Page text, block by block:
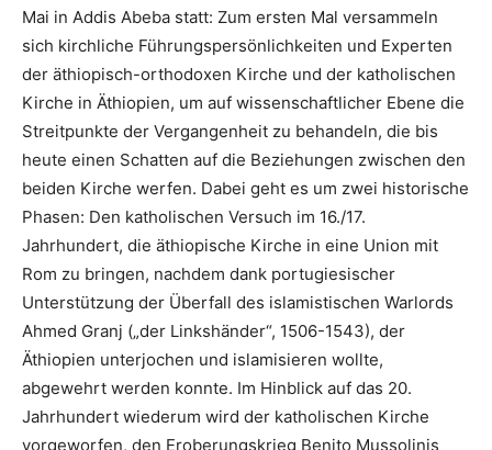
Mai in Addis Abeba statt: Zum ersten Mal versammeln
sich kirchliche Führungspersönlichkeiten und Experten
der äthiopisch-orthodoxen Kirche und der katholischen
Kirche in Äthiopien, um auf wissenschaftlicher Ebene die
Streitpunkte der Vergangenheit zu behandeln, die bis
heute einen Schatten auf die Beziehungen zwischen den
beiden Kirche werfen. Dabei geht es um zwei historische
Phasen: Den katholischen Versuch im 16./17.
Jahrhundert, die äthiopische Kirche in eine Union mit
Rom zu bringen, nachdem dank portugiesischer
Unterstützung der Überfall des islamistischen Warlords
Ahmed Granj („der Linkshänder“, 1506-1543), der
Äthiopien unterjochen und islamisieren wollte,
abgewehrt werden konnte. Im Hinblick auf das 20.
Jahrhundert wiederum wird der katholischen Kirche
vorgeworfen, den Eroberungskrieg Benito Mussolinis